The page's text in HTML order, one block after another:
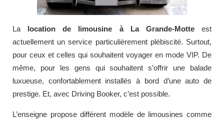
La location de limousine à La Grande-Motteest
actuellement un service particulièrement plébiscité. Surtout,
pour ceux et celles qui souhaitent voyager en mode VIP. De
même, pour les gens qui souhaitent s’offrir une balade
luxueuse, confortablement installés à bord d’une auto de
prestige. Et, avec Driving Booker, c’est possible.
L’enseigne propose différent modèle de limousines comme